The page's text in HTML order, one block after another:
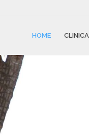
HOME CLINICA